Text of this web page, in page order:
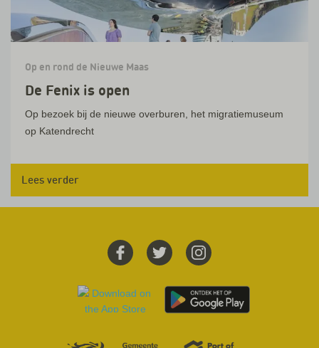
Op en rond de Nieuwe Maas
De Fenix is open
Op bezoek bij de nieuwe overburen, het migratiemuseum
op Katendrecht
Lees verder